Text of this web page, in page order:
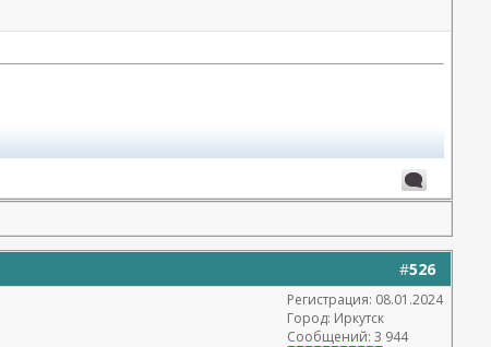
#526
Регистрация: 08.01.2024
Город: Иркутск
Сообщений: 3 944